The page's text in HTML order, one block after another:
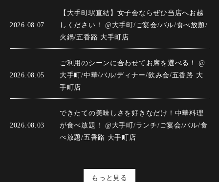
2026.08.07
【大手町駅直結】女子会ならぜひ当店へお越
しください！ @大手町/ご宴会/バル/食べ放題/
火鍋/五香路 大手町店
2026.08.05
ご利用のシーンに合わせてお席を選べる！ @
大手町/中華/バル/ディナー/飲み会/五香路 大
手町店
2026.08.03
できたての美味しさを好きなだけ！中華料理
が食べ放題！ @大手町/ランチ/ご宴会/バル/食
べ放題/五香路 大手町店
もっと見る